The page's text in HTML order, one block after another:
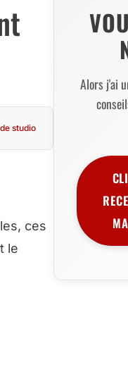
studio
ces
le
Alors j'ai